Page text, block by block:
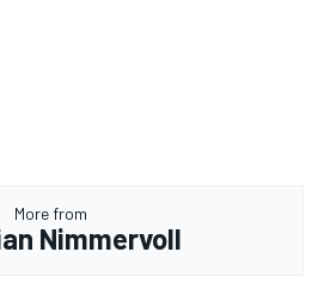
More from
Nimmervoll